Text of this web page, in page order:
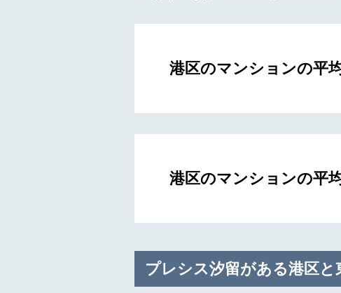
港区のマンションの平
港区のマンションの平
プレシス汐留がある港区